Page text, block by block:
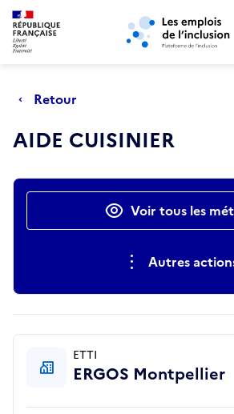
Aller au menu principal Aller au contenu
Retour
AIDE CUISINIER
Actions rapidesVoir tous les
Autres
ETTI
ERGOS Montpellier
Retour au début de la page
Panneau de gestion des cookies